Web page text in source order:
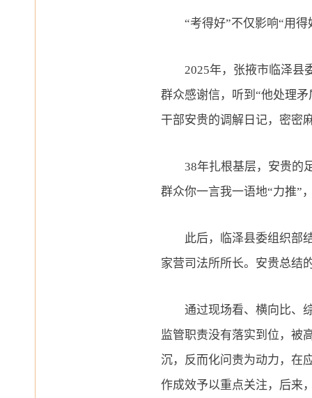
“考得好”不仅影响“用
2025年，张掖市临泽
群众感谢信，听到“他处理
干部安贵的调解日记，密密
38年扎根基层，安贵的
群众你一言我一语地“力推”
此后，临泽县委组织部结
家营司法所所长。安贵总结
通过现场看、横向比、综
监管职责没有落实到位，被
沉，反而化问责为动力，在
作成效予以重点关注，后来